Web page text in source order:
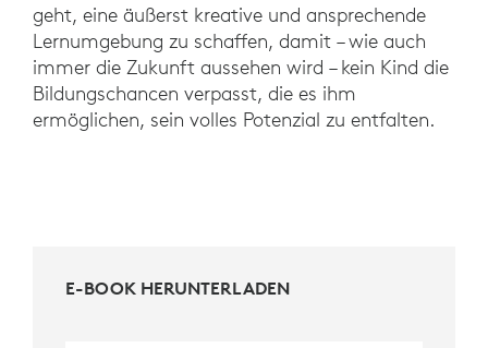
geht, eine äußerst kreative und ansprechende
Lernumgebung zu schaffen, damit – wie auch
immer die Zukunft aussehen wird – kein Kind die
Bildungschancen verpasst, die es ihm
ermöglichen, sein volles Potenzial zu entfalten.
E-BOOK HERUNTERLADEN